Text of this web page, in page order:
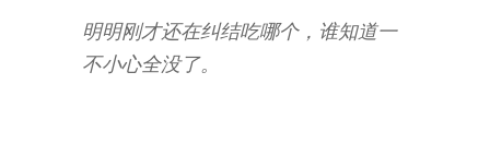
明明刚才还在纠结吃哪个，谁知道一
不小心全没了。